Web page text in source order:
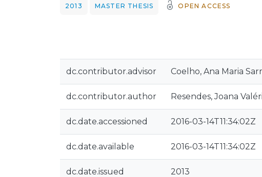
2013 MASTER THESIS OPEN ACCESS
dc.contributor.advisor Coelho, Ana Maria
dc.contributor.author Resendes, Joana
dc.date.accessioned 2016-03-14T11:34:02Z
dc.date.available 2016-03-14T11:34:02Z
dc.date.issued 2013